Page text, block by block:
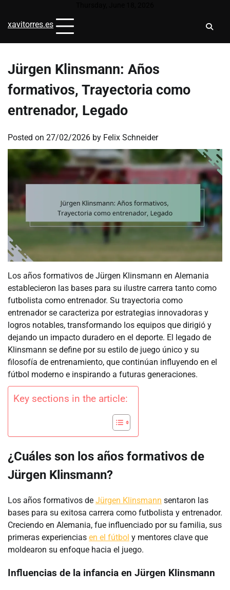
content
xavitorres.es
Jürgen Klinsmann: Años
formativos, Trayectoria como
entrenador, Legado
Posted on 27/02/2026 by Felix Schneider
Los años formativos de Jürgen Klinsmann en Alemania
establecieron las bases para su ilustre carrera tanto como
futbolista como entrenador. Su trayectoria como
entrenador se caracteriza por estrategias innovadoras y
logros notables, transformando los equipos que dirigió y
dejando un impacto duradero en el deporte. El legado de
Klinsmann se define por su estilo de juego único y su
filosofía de entrenamiento, que continúan influyendo en el
fútbol moderno e inspirando a futuras generaciones.
Key sections in the article:
¿Cuáles son los años formativos de
Jürgen Klinsmann?
Los años formativos de Jürgen Klinsmann sentaron las
bases para su exitosa carrera como futbolista y entrenador.
Creciendo en Alemania, fue influenciado por su familia, sus
primeras experiencias en el fútbol y mentores clave que
moldearon su enfoque hacia el juego.
Influencias de la infancia en Jürgen Klinsmann